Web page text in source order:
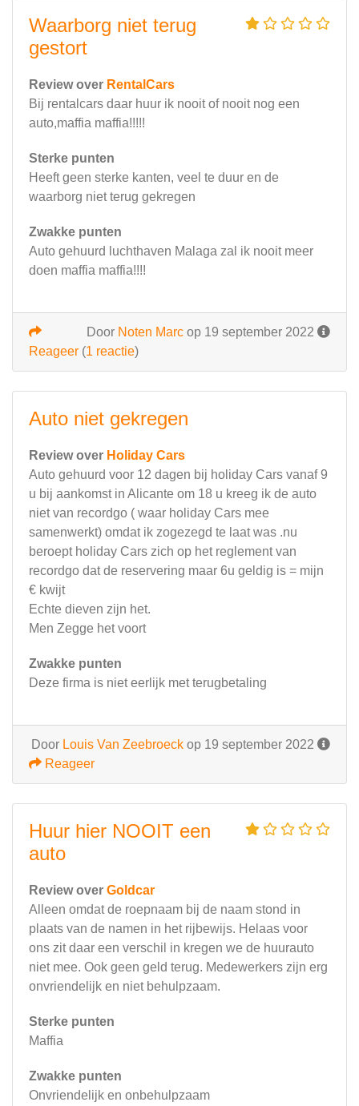
Waarborg niet terug
gestort
Review over RentalCars
Bij rentalcars daar huur ik nooit of nooit nog een
auto,maffia maffia!!!!!
Sterke punten
Heeft geen sterke kanten, veel te duur en de
waarborg niet terug gekregen
Zwakke punten
Auto gehuurd luchthaven Malaga zal ik nooit meer
doen maffia maffia!!!!
Door Noten Marc op 19 september 2022
Reageer (1 reactie)
Auto niet gekregen
Review over Holiday Cars
Auto gehuurd voor 12 dagen bij holiday Cars vanaf 9
u bij aankomst in Alicante om 18 u kreeg ik de auto
niet van recordgo ( waar holiday Cars mee
samenwerkt) omdat ik zogezegd te laat was .nu
beroept holiday Cars zich op het reglement van
recordgo dat de reservering maar 6u geldig is = mijn
€ kwijt
Echte dieven zijn het.
Men Zegge het voort
Zwakke punten
Deze firma is niet eerlijk met terugbetaling
Door Louis Van Zeebroeck op 19 september 2022
Reageer
Huur hier NOOIT een
auto
Review over Goldcar
Alleen omdat de roepnaam bij de naam stond in
plaats van de namen in het rijbewijs. Helaas voor
ons zit daar een verschil in kregen we de huurauto
niet mee. Ook geen geld terug. Medewerkers zijn erg
onvriendelijk en niet behulpzaam.
Sterke punten
Maffia
Zwakke punten
Onvriendelijk en onbehulpzaam